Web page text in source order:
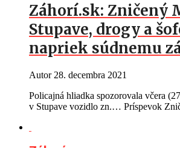
Záhorí.sk: Zničený
Stupave, drogy a
napriek súdnemu
Autor 28. decembra 2021
Policajná hliadka spozorovala včera
v Stupave vozidlo zn.… Príspevok